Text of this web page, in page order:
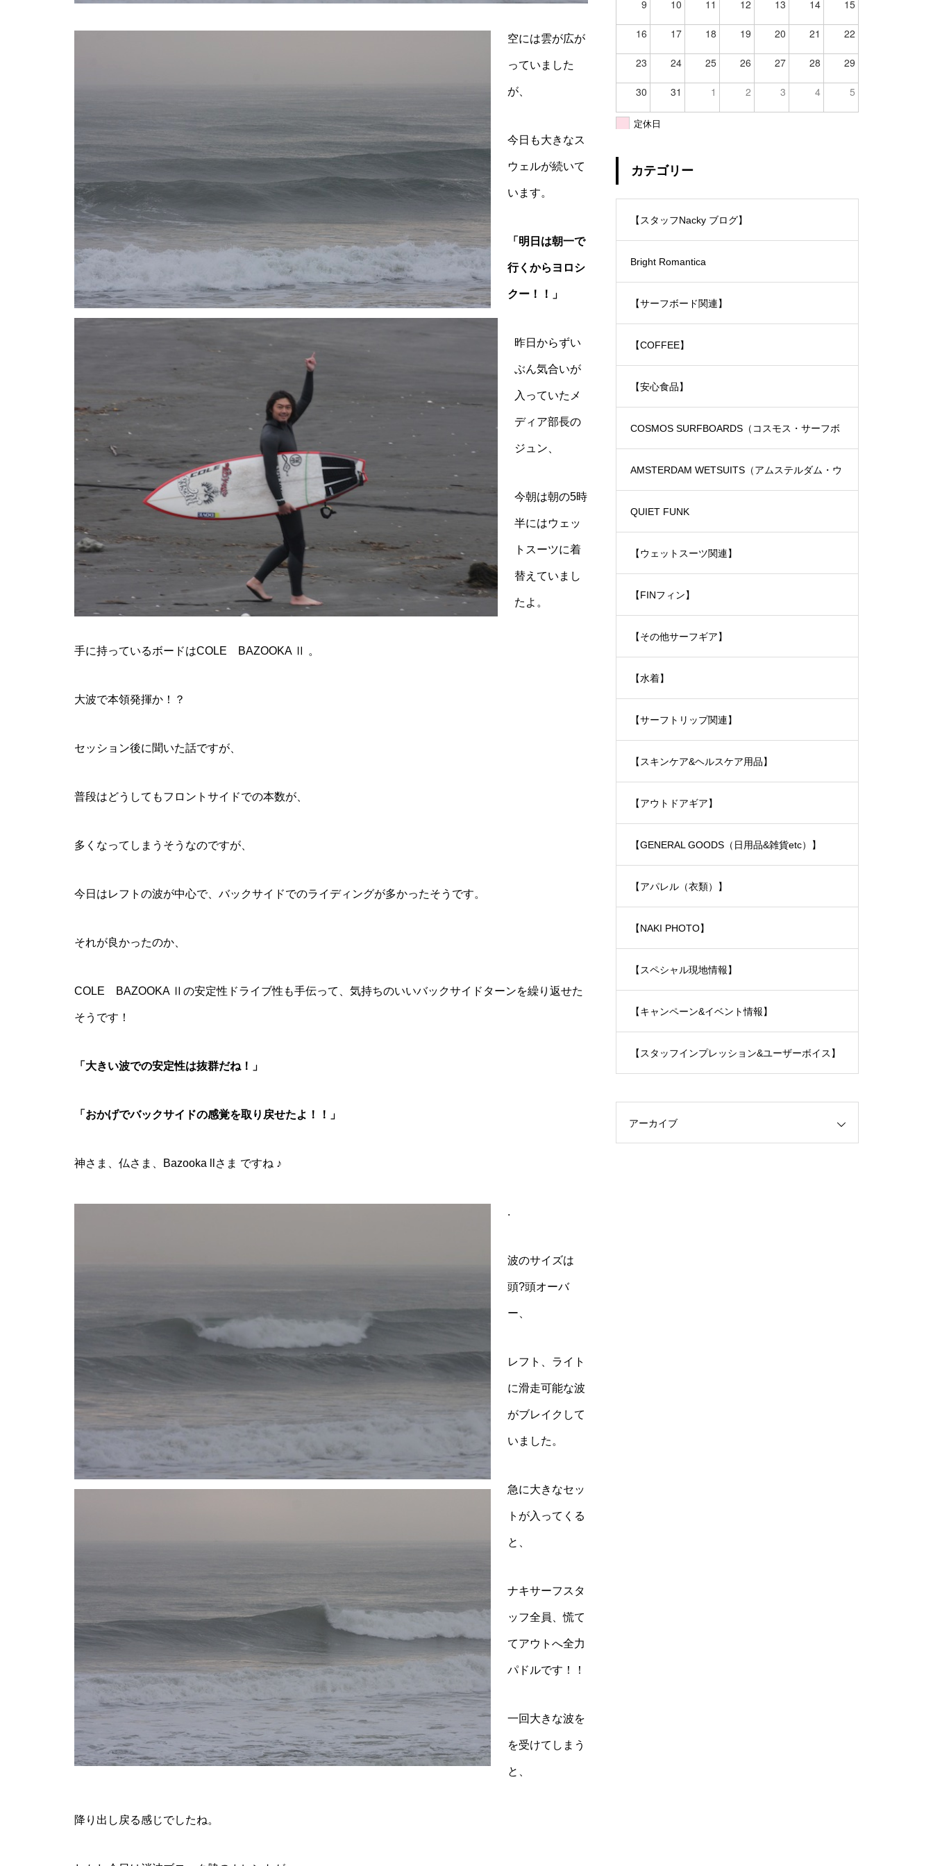
空には雲が広が
っていました
が、
今日も大きなス
ウェルが続いて
います。
「明日は朝一で
行くからヨロシ
クー！！」
昨日からずい
ぶん気合いが
入っていたメ
ディア部長の
ジュン、
今朝は朝の5時
半にはウェッ
トスーツに着
替えていまし
たよ。
手に持っているボードはCOLE BAZOOKA Ⅱ 。
大波で本領発揮か！？
セッション後に聞いた話ですが、
普段はどうしてもフロントサイドでの本数が、
多くなってしまうそうなのですが、
今日はレフトの波が中心で、バックサイドでのライディングが多かったそうです。
それが良かったのか、
COLE BAZOOKA Ⅱ の安定性ドライブ性も手伝って、気持ちのいいバックサイドターンを繰り返せた
そうです！
「大きい波での安定性は抜群だね！」
「おかげでバックサイドの感覚を取り戻せたよ！！」
神さま、仏さま、Bazooka llさま ですね ♪
.
波のサイズは
頭?頭オーバ
ー、
レフト、ライト
に滑走可能な波
がブレイクして
いました。
急に大きなセッ
トが入ってくる
と、
ナキサーフスタ
ッフ全員、慌て
てアウトへ全力
パドルです！！
一回大きな波を
を受けてしまう
と、
降り出し戻る感じでしたね。
9 10 11 12 13 14 15
16 17 18 19 20 21 22
23 24 25 26 27 28 29
30 31 1 2 3 4 5
定休日
カテゴリー
【スタッフNacky ブログ】
Bright Romantica
【サーフボード関連】
【COFFEE】
【安心食品】
COSMOS SURFBOARDS（コスモス・サーフボ
ード）
AMSTERDAM WETSUITS（アムステルダム・ウ
ェットスーツ）
QUIET FUNK
【ウェットスーツ関連】
【FINフィン】
【その他サーフギア】
【水着】
【サーフトリップ関連】
【スキンケア&ヘルスケア用品】
【アウトドアギア】
【GENERAL GOODS（日用品&雑貨etc）】
【アパレル（衣類）】
【NAKI PHOTO】
【スペシャル現地情報】
【キャンペーン&イベント情報】
【スタッフインプレッション&ユーザーボイス】
アーカイブ